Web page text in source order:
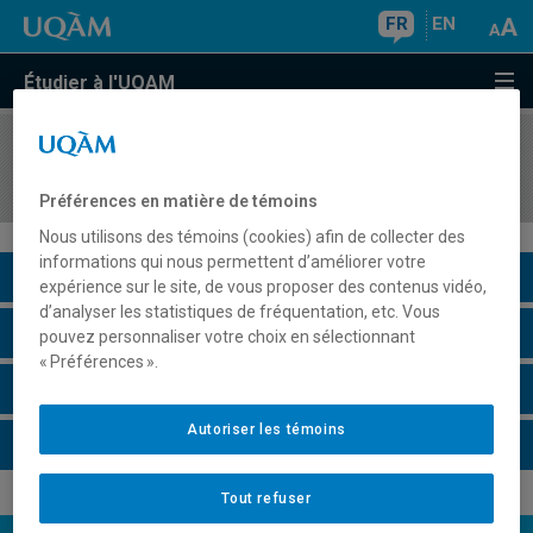
FR EN
Étudier à l'UQAM
COURS//
Description du cours
Horaire - Été 2026
Préférences en matière de témoins
Nous utilisons des témoins (cookies) afin de collecter des
informations qui nous permettent d’améliorer votre
expérience sur le site, de vous proposer des contenus vidéo,
d’analyser les statistiques de fréquentation, etc. Vous
pouvez personnaliser votre choix en sélectionnant
« Préférences ».
Tout refuser
Autoriser les témoins